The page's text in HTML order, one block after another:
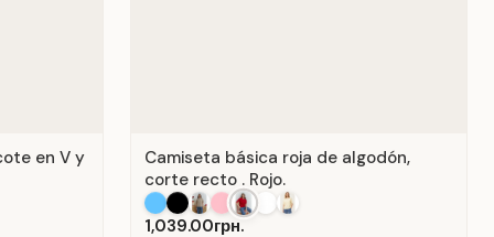
en V y
Camiseta básica roja de algodón,
corte recto . Rojo.
1,039.00грн.